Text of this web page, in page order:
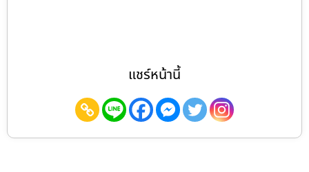
แชร์หน้านี้